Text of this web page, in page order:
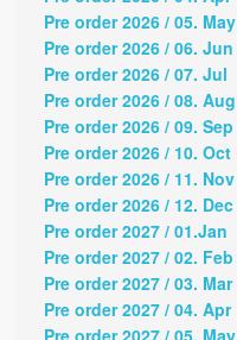
Pre order 2026 / 05. May
Pre order 2026 / 06. Jun
Pre order 2026 / 07. Jul
Pre order 2026 / 08. Aug
Pre order 2026 / 09. Sep
Pre order 2026 / 10. Oct
Pre order 2026 / 11. Nov
Pre order 2026 / 12. Dec
Pre order 2027 / 01.Jan
Pre order 2027 / 02. Feb
Pre order 2027 / 03. Mar
Pre order 2027 / 04. Apr